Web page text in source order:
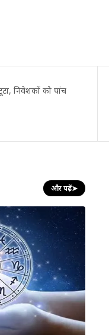
निवेशकों को पांच
और पढ़ें➤